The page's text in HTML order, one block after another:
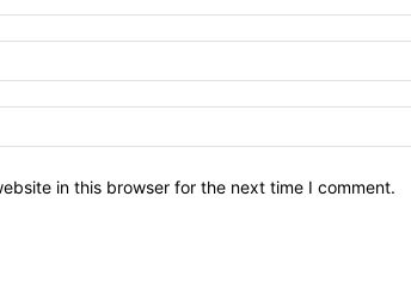
in this browser for the next time I comment.